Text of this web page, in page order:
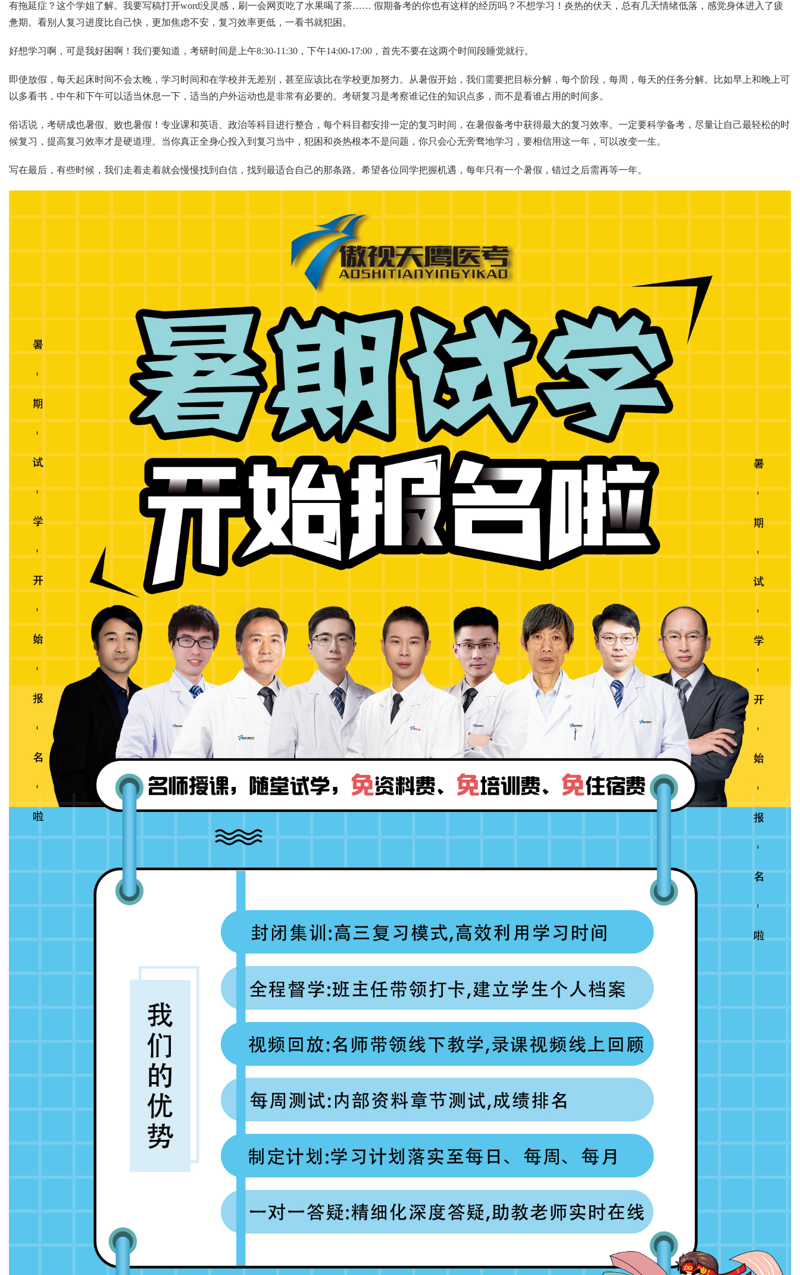
有拖延症？这个学姐了解。我要写稿打开word没灵感，刷一会网页吃了水果喝了茶…… 假期备考的你也有这样的经历吗？不想学习！炎热的伏天，总有几天情绪低落，感觉身体进入了疲
惫期。看别人复习进度比自己快，更加焦虑不安，复习效率更低，一看书就犯困。
好想学习啊，可是我好困啊！我们要知道，考研时间是上午8:30-11:30，下午14:00-17:00，首先不要在这两个时间段睡觉就行。
即使放假，每天起床时间不会太晚，学习时间和在学校并无差别，甚至应该比在学校更加努力。从暑假开始，我们需要把目标分解，每个阶段，每周，每天的任务分解。比如早上和晚上可
以多看书，中午和下午可以适当休息一下，适当的户外运动也是非常有必要的。考研复习是考察谁记住的知识点多，而不是看谁占用的时间多。
俗话说，考研成也暑假、败也暑假！专业课和英语、政治等科目进行整合，每个科目都安排一定的复习时间，在暑假备考中获得最大的复习效率。一定要科学备考，尽量让自己最轻松的时
候复习，提高复习效率才是硬道理。当你真正全身心投入到复习当中，犯困和炎热根本不是问题，你只会心无旁骛地学习，要相信用这一年，可以改变一生。
写在最后，有些时候，我们走着走着就会慢慢找到自信，找到最适合自己的那条路。希望各位同学把握机遇，每年只有一个暑假，错过之后需再等一年。